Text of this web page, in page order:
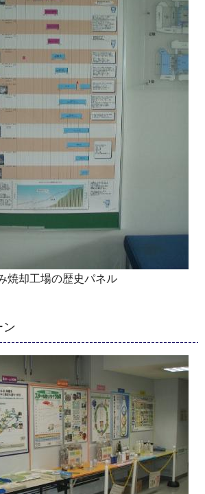
焼却工場の歴史パネル
ン